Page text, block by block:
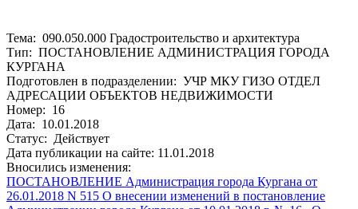
Тема: 090.050.000 Градостроительство и архитектура
Тип: ПОСТАНОВЛЕНИЕ АДМИНИСТРАЦИЯ ГОРОДА
КУРГАНА
Подготовлен в подразделении: УЧР МКУ ГИЗО ОТДЕЛ
АДРЕСАЦИИ ОБЪЕКТОВ НЕДВИЖИМОСТИ
Номер: 16
Дата: 10.01.2018
Статус: Действует
Дата публикации на сайте: 11.01.2018
Вносились изменения:
ПОСТАНОВЛЕНИЕ Администрация города Кургана от
26.01.2018 N 515 О внесении изменений в постановление